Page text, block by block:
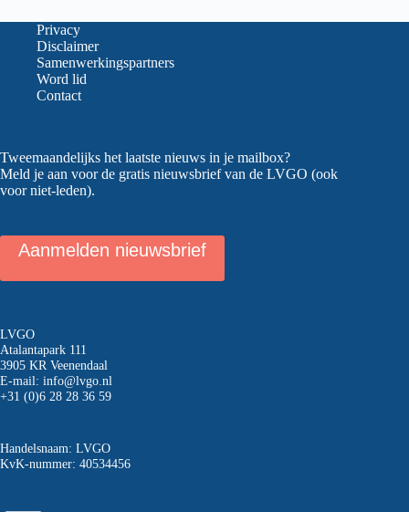
Privacy
Disclaimer
Samenwerkingspartners
Word lid
Contact
Tweemaandelijks het laatste nieuws in je mailbox?
Meld je aan voor de gratis nieuwsbrief van de LVGO (ook
voor niet-leden).
Aanmelden nieuwsbrief
LVGO
Atalantapark 111
3905 KR Veenendaal
E-mail: info@lvgo.nl
+31 (0)6 28 28 36 59
Handelsnaam: LVGO
KvK-nummer: 40534456